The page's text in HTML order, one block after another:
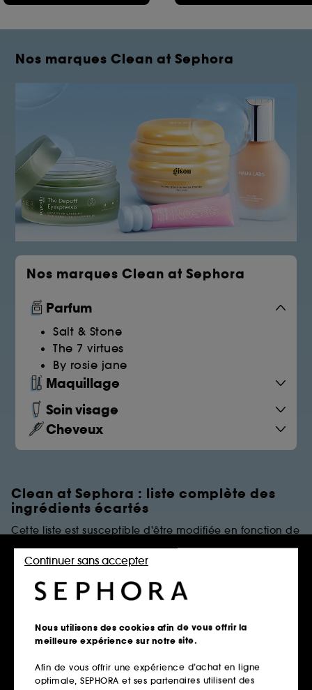
Nos marques Clean at Sephora
Nos marques Clean at Sephora
Parfum
Salt & Stone
The 7 virtues
By rosie jane
Maquillage
Soin visage
Cheveux
Clean at Sephora : liste complète des
ingrédients écartés
Cette liste est susceptible d'être modifiée en fonction de
PARFUMS
Règles de restrictions
Parfums Synthétiques
Nous utilisons des cookies afin de vous offrir la
meilleure expérience sur notre site.
Afin de vous offrir une expérience d’achat en ligne
optimale, SEPHORA et ses partenaires utilisent des
Continuer sans accepter